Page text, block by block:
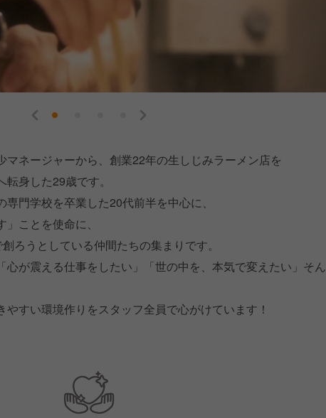
マネージャーから、創業22年の生しじみラーメン店を
身した29歳です。
門学校を卒業した20代前半を中心に、
ことを使命に、
ろうとしている仲間たちの集まりです。
心が震える仕事をしたい」「世の中を、本気で変えたい」そん
すい環境作りをスタッフ全員で心がけています！